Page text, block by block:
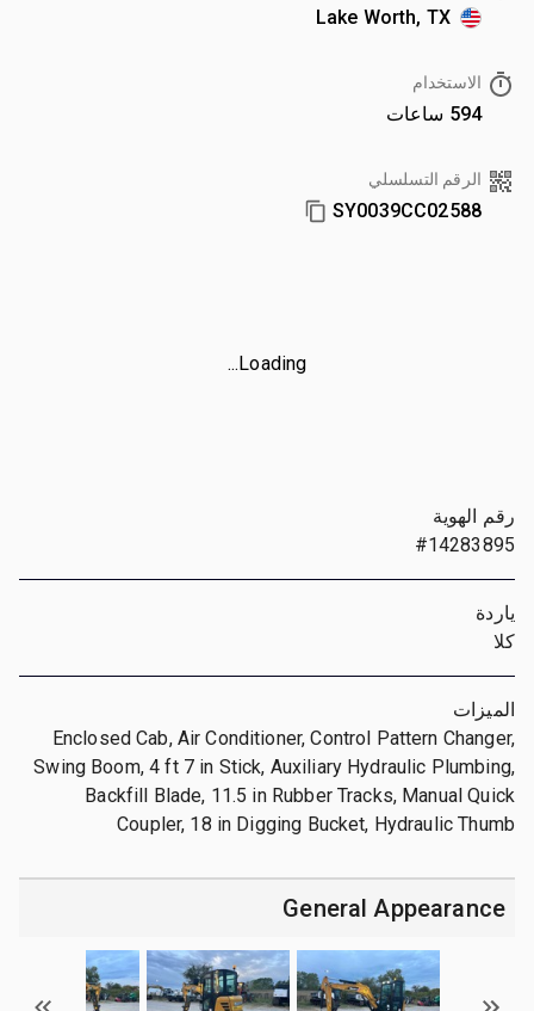
Lake Worth, TX
الاستخدام
594 ساعات
الرقم التسلسلي
SY0039CC02588
Loading...
رقم الهوية
#14283895
ياردة
كلا
الميزات
Enclosed Cab, Air Conditioner, Control Pattern Changer,
Swing Boom, 4 ft 7 in Stick, Auxiliary Hydraulic Plumbing,
Backfill Blade, 11.5 in Rubber Tracks, Manual Quick
Coupler, 18 in Digging Bucket, Hydraulic Thumb
General Appearance